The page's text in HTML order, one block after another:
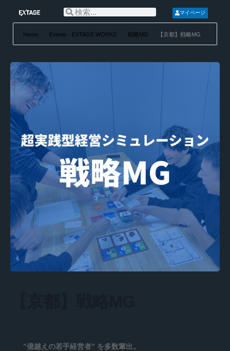
マイページ
Home Events - EXTAGE WORKS 戦略MG 【京都】戦略MG
”億越えの若手経営者” を多数輩出。